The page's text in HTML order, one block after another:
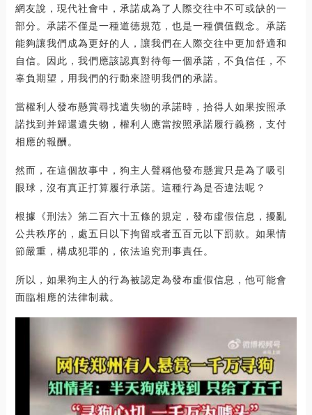
網友說，現代社會中，承諾成為了人際交往中不可或缺的一
部分。承諾不僅是一種道德規范，也是一種價值觀念。承諾
能夠讓我們成為更好的人，讓我們在人際交往中更加舒適和
自信。因此，我們應該認真對待每一個承諾，不負信任，不
辜負期望，用我們的行動來證明我們的承諾。
當權利人發布懸賞尋找遺失物的承諾時，拾得人如果按照承
諾找到并歸還遺失物，權利人應當按照承諾履行義務，支付
相應的報酬。
然而，在這個故事中，狗主人聲稱他發布懸賞只是為了吸引
眼球，沒有真正打算履行承諾。這種行為是否違法呢？
根據《刑法》第二百六十五條的規定，發布虛假信息，擾亂
公共秩序的，處五日以下拘留或者五百元以下罰款。如果情
節嚴重，構成犯罪的，依法追究刑事責任。
所以，如果狗主人的行為被認定為發布虛假信息，他可能會
面臨相應的法律制裁。